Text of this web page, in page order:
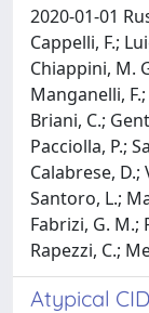
2020-01-01
Cappelli, F.;
Chiappini, M.
Manganelli,
Briani, C.;
Pacciolla, P.;
Calabrese, D.;
Santoro, L.;
Fabrizi, G. M.;
Rapezzi, C.;
Atypical